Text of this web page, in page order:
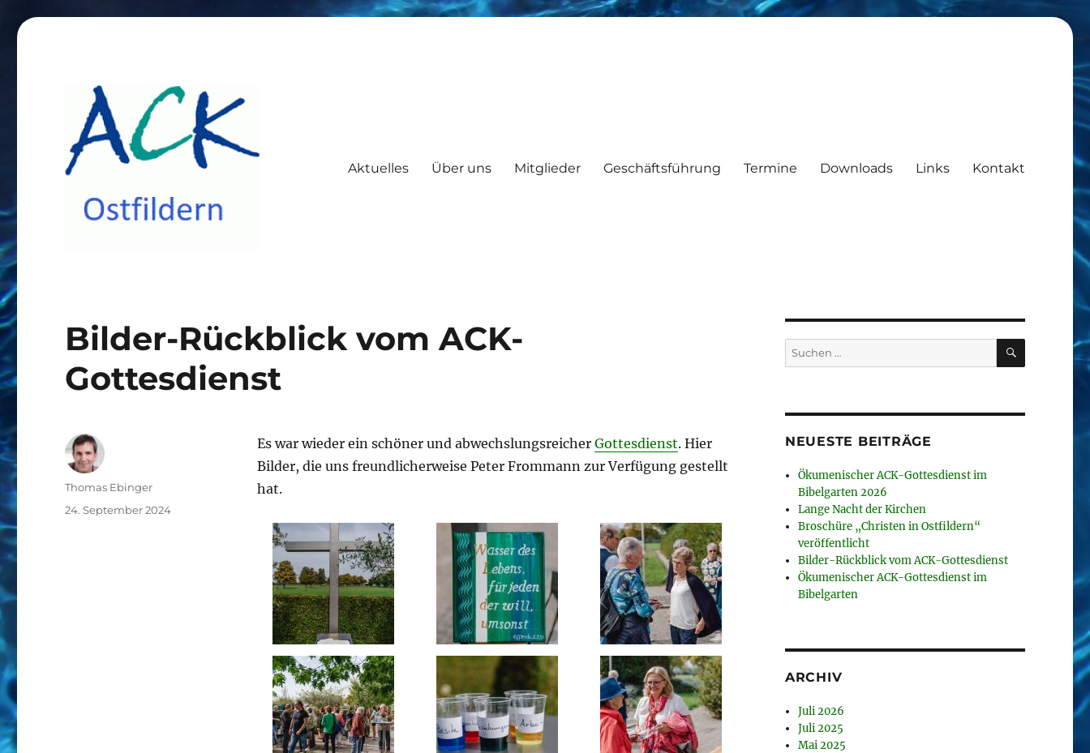
Aktuelles Über uns Mitglieder Geschäftsführung Termine Downloads Links Kontakt
Bilder-Rückblick vom ACK-
Gottesdienst
Es war wieder ein schöner und abwechslungsreicher Gottesdienst. Hier
Bilder, die uns freundlicherweise Peter Frommann zur Verfügung gestellt
hat.
Autor
Thomas Ebinger
Veröffentlicht
24. September 2024
Suchen
nach:
SUCHEN
NEUESTE BEITRÄGE
Ökumenischer ACK-Gottesdienst im
Bibelgarten 2026
Lange Nacht der Kirchen
Broschüre „Christen in Ostfildern“
veröffentlicht
Bilder-Rückblick vom ACK-Gottesdienst
Ökumenischer ACK-Gottesdienst im
Bibelgarten
ARCHIV
Juli 2026
Juli 2025
Mai 2025